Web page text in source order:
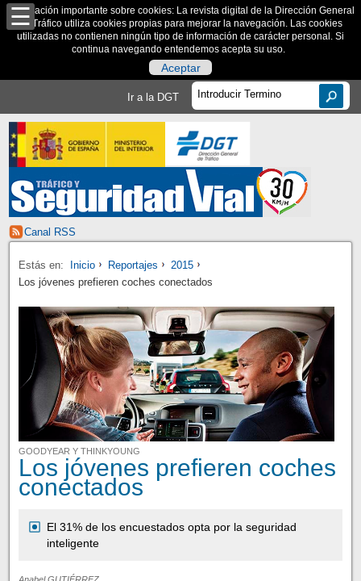
Información importante sobre cookies: La revista digital de la Dirección General
de Tráfico utiliza cookies propias para mejorar la navegación. Las cookies
utilizadas no contienen ningún tipo de información de carácter personal. Si
continua navegando entendemos acepta su uso.
Aceptar
Ir a la DGT
Canal RSS
Estás en: Inicio Reportajes
2015
Los jóvenes prefieren coches conectados
GOODYEAR Y THINKYOUNG
Los jóvenes prefieren coches
conectados
El 31% de los encuestados opta por la seguridad
inteligente